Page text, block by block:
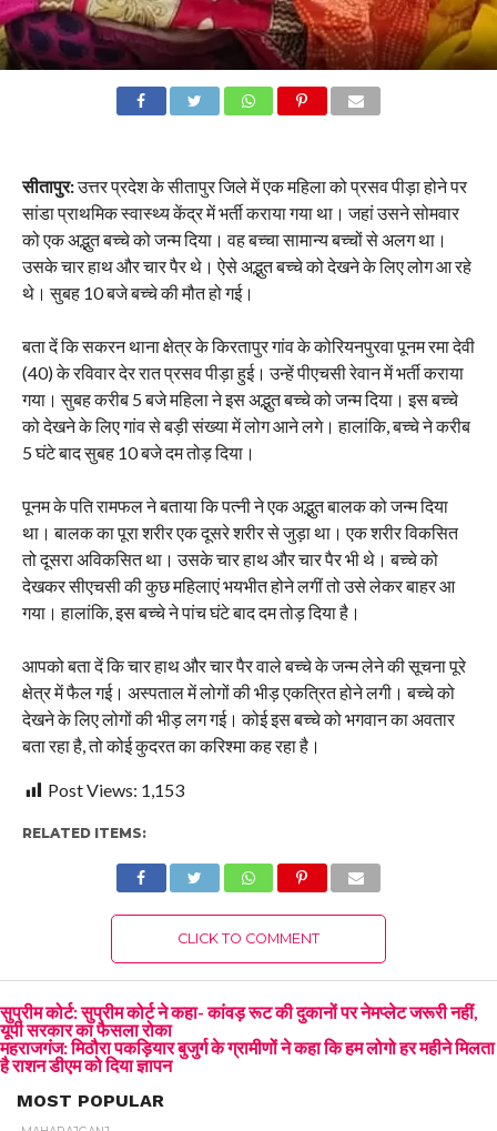
सीतापुर:उत्तर प्रदेश के सीतापुर जिले में एक महिला को प्रसव पीड़ा होने पर
सांडा प्राथमिक स्वास्थ्य केंद्र में भर्ती कराया गया था। जहां उसने सोमवार
को एक अद्भुत बच्चे को जन्म दिया। वह बच्चा सामान्य बच्चों से अलग था।
उसके चार हाथ और चार पैर थे। ऐसे अद्भुत बच्चे को देखने के लिए लोग आ रहे
थे। सुबह 10 बजे बच्चे की मौत हो गई।
बता दें कि सकरन थाना क्षेत्र के किरतापुर गांव के कोरियनपुरवा पूनम रमा देवी
(40) के रविवार देर रात प्रसव पीड़ा हुई। उन्हें पीएचसी रेवान में भर्ती कराया
गया। सुबह करीब 5 बजे महिला ने इस अद्भुत बच्चे को जन्म दिया। इस बच्चे
को देखने के लिए गांव से बड़ी संख्या में लोग आने लगे। हालांकि, बच्चे ने करीब
5 घंटे बाद सुबह 10 बजे दम तोड़ दिया।
पूनम के पति रामफल ने बताया कि पत्नी ने एक अद्भुत बालक को जन्म दिया
था। बालक का पूरा शरीर एक दूसरे शरीर से जुड़ा था। एक शरीर विकसित
तो दूसरा अविकसित था। उसके चार हाथ और चार पैर भी थे। बच्चे को
देखकर सीएचसी की कुछ महिलाएं भयभीत होने लगीं तो उसे लेकर बाहर आ
गया। हालांकि, इस बच्चे ने पांच घंटे बाद दम तोड़ दिया है।
आपको बता दें कि चार हाथ और चार पैर वाले बच्चे के जन्म लेने की सूचना पूरे
क्षेत्र में फैल गई। अस्पताल में लोगों की भीड़ एकत्रित होने लगी। बच्चे को
देखने के लिए लोगों की भीड़ लग गई। कोई इस बच्चे को भगवान का अवतार
बता रहा है, तो कोई कुदरत का करिश्मा कह रहा है।
Post Views: 1,153
RELATED ITEMS:
CLICK TO COMMENT
सुप्रीम कोर्ट: सुप्रीम कोर्ट ने कहा- कांवड़ रूट की दुकानों पर नेमप्लेट जरूरी नहीं,
यूपी सरकार का फैसला रोका
महराजगंज: मिठौरा पकड़ियार बुजुर्ग के ग्रामीणों ने कहा कि हम लोगो हर महीने मिलता
है राशन डीएम को दिया ज्ञापन
MOST POPULAR